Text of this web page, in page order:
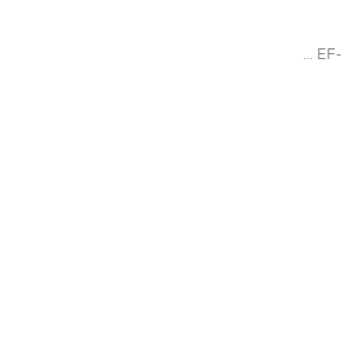
Canon EF-S 10-18mm f/4.5-5.6 IS STM - العدسات - عدسات الكاميرا والصور